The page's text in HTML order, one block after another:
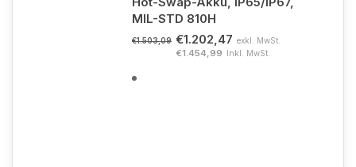
MIL-STD 810H
€1.503,09 €1.202,47 exkl. MwSt.
€1.454,99 Inkl. MwSt.